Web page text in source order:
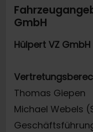
GmbH
Hülpert VZ GmbH
Thomas Giepen
Michael Webels